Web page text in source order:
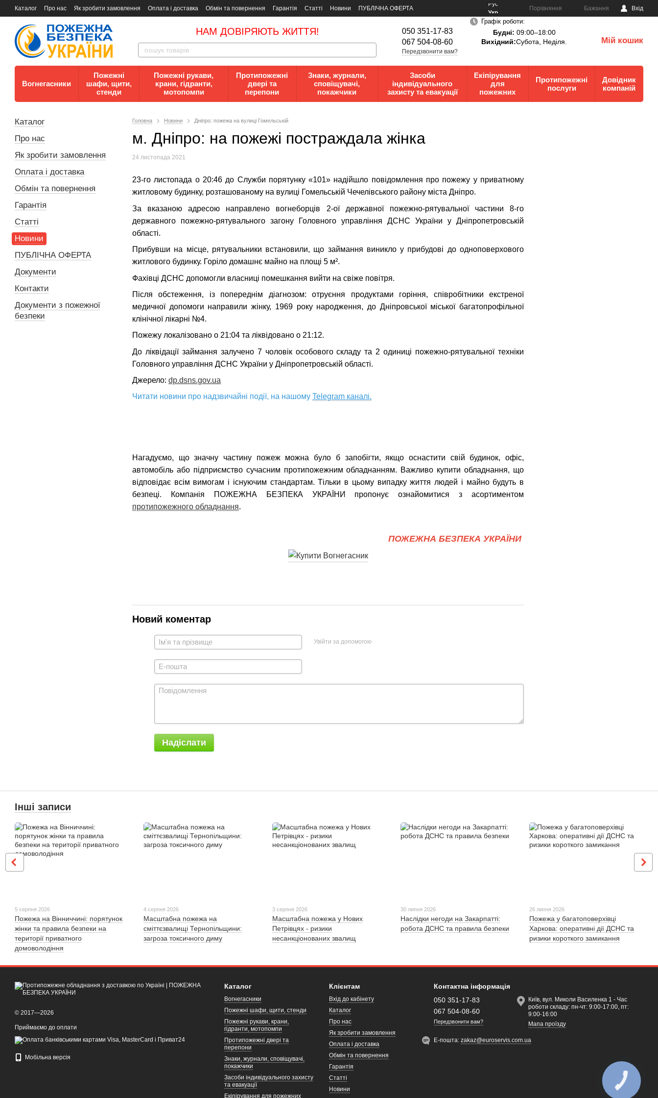
Каталог Про нас Як зробити замовлення Оплата і доставка Обмін та повернення Гарантія Статті Новини
ПУБЛІЧНА ОФЕРТА
Документи
Контакти Документи з пожежної безпеки
Рус
Укр
Порівняння Бажання Вхід
НАМ ДОВІРЯЮТЬ ЖИТТЯ!
050 351-17-83
067 504-08-60
Передзвонити вам?
Графік роботи:
Будні: 09:00–18:00
Вихідний:Субота, Неділя. Мій кошик
Вогнегасники
Пожежні
шафи, щити,
стенди
Пожежні рукави,
крани, гідранти,
мотопомпи
Протипожежні
двері та
перепони
Знаки, журнали,
сповіщувачі,
покажчики
Засоби
індивідуального
захисту та евакуації
Екіпірування
для
пожежних
Протипожежні
послуги
Довідник
компаній
Головна Новини Дніпро: пожежа на вулиці Гомельській
м. Дніпро: на пожежі постраждала жінка
24 листопада 2021
23-го листопада о 20:46 до Служби порятунку «101» надійшло повідомлення про пожежу у приватному
житловому будинку, розташованому на вулиці Гомельській Чечелівського району міста Дніпро.
За вказаною адресою направлено вогнеборців 2-ої державної пожежно-рятувальної частини 8-го
державного пожежно-рятувального загону Головного управління ДСНС України у Дніпропетровській
області.
Прибувши на місце, рятувальники встановили, що займання виникло у прибудові до одноповерхового
житлового будинку. Горіло домашнє майно на площі 5 м².
Фахівці ДСНС допомогли власниці помешкання вийти на свіже повітря.
Після обстеження, із попереднім діагнозом: отруєння продуктами горіння, співробітники екстреної
медичної допомоги направили жінку, 1969 року народження, до Дніпровської міської багатопрофільної
клінічної лікарні №4.
Пожежу локалізовано о 21:04 та ліквідовано о 21:12.
До ліквідації займання залучено 7 чоловік особового складу та 2 одиниці пожежно-рятувальної техніки
Головного управління ДСНС України у Дніпропетровській області.
Джерело: dp.dsns.gov.ua
Читати новини про надзвичайні події, на нашому Telegram каналі.
Нагадуємо, що значну частину пожеж можна було б запобігти, якщо оснастити свій будинок, офіс,
автомобіль або підприємство сучасним протипожежним обладнанням. Важливо купити обладнання, що
відповідає всім вимогам і існуючим стандартам. Тільки в цьому випадку життя людей і майно будуть в
безпеці. Компанія ПОЖЕЖНА БЕЗПЕКА УКРАЇНИ пропонує ознайомитися з асортиментом
протипожежного обладнання.
ПОЖЕЖНА БЕЗПЕКА УКРАЇНИ
Новий коментар
Увійти за допомогою
Надіслати
Каталог
Про нас
Як зробити замовлення
Оплата і доставка
Обмін та повернення
Гарантія
Статті
Новини
ПУБЛІЧНА ОФЕРТА
Документи
Контакти
Документи з пожежної
безпеки
Інші записи
5 серпня 2026
Пожежа на Вінниччині: порятунок
жінки та правила безпеки на
території приватного
домоволодіння
4 серпня 2026
Масштабна пожежа на
сміттєзвалищі Тернопільщини:
загроза токсичного диму
3 серпня 2026
Масштабна пожежа у Нових
Петрівцях - ризики
несанкціонованих звалищ
30 липня 2026
Наслідки негоди на Закарпатті:
робота ДСНС та правила безпеки
26 липня 2026
Пожежа у багатоповерхівці
Харкова: оперативні дії ДСНС та
ризики короткого замикання
© 2017—2026
Приймаємо до оплати
Мобільна версія
Каталог
Вогнегасники
Пожежні шафи, щити, стенди
Пожежні рукави, крани,
гідранти, мотопомпи
Протипожежні двері та
перепони
Знаки, журнали, сповіщувачі,
покажчики
Засоби індивідуального захисту
та евакуації
Екіпірування для пожежних
Клієнтам
Вхід до кабінету
Каталог
Про нас
Як зробити замовлення
Оплата і доставка
Обмін та повернення
Гарантія
Статті
Новини
Контактна інформація
050 351-17-83
067 504-08-60
Передзвонити вам?
Київ, вул. Миколи Василенка 1 - Час
роботи складу: пн-чт: 9:00-17:00, пт:
9:00-16:00
Мапа проїзду
Е-пошта:zakaz@euroservis.com.ua
КНОПКА
ЗВ'ЯЗКУ